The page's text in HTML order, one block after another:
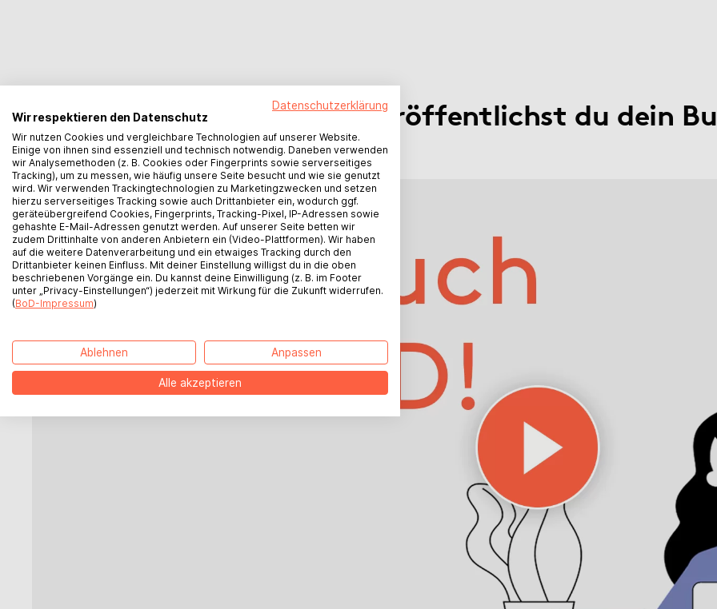
So veröffentlichst du dein
BoD bei Instagram
BoD bei TikTok
Datenschutzerklärung
Wir respektieren den Datenschutz
Wir nutzen Cookies und vergleichbare Technologien auf unserer Website.
Einige von ihnen sind essenziell und technisch notwendig. Daneben verwenden
wir Analysemethoden (z. B. Cookies oder Fingerprints sowie serverseitiges
Tracking), um zu messen, wie häufig unsere Seite besucht und wie sie genutzt
wird. Wir verwenden Trackingtechnologien zu Marketingzwecken und setzen
hierzu serverseitiges Tracking sowie auch Drittanbieter ein, wodurch ggf.
geräteübergreifend Cookies, Fingerprints, Tracking-Pixel, IP-Adressen sowie
gehashte E-Mail-Adressen genutzt werden. Auf unserer Seite betten wir
zudem Drittinhalte von anderen Anbietern ein (Video-Plattformen). Wir haben
auf die weitere Datenverarbeitung und ein etwaiges Tracking durch den
Drittanbieter keinen Einfluss. Mit deiner Einstellung willigst du in die oben
beschriebenen Vorgänge ein. Du kannst deine Einwilligung (z. B. im Footer
unter „Privacy-Einstellungen“) jederzeit mit Wirkung für die Zukunft widerrufen.
(BoD-Impressum)
Ablehnen Anpassen
Alle akzeptieren